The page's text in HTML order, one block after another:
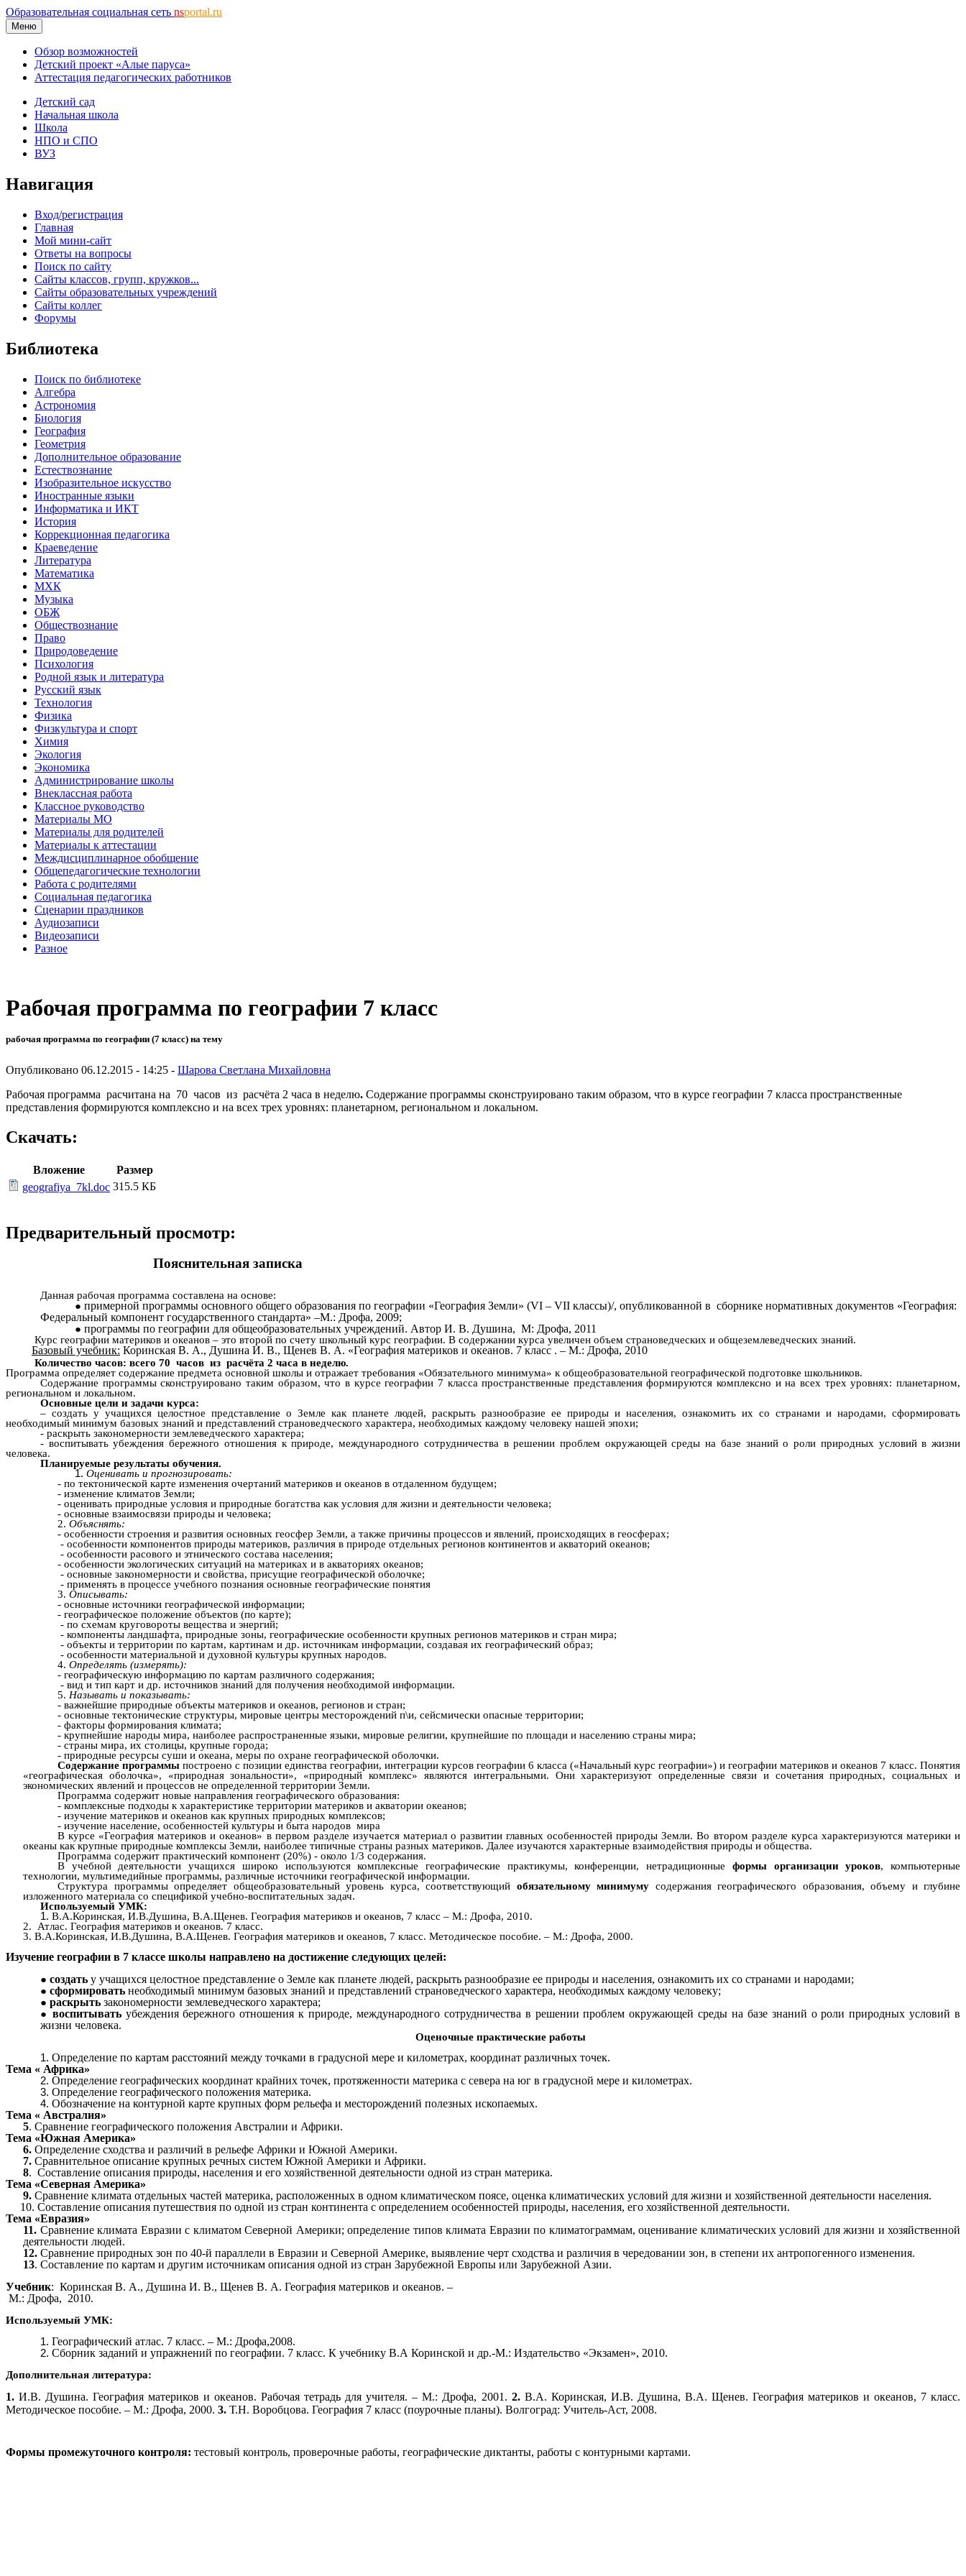
Образовательная социальная сеть nsportal.ru
Меню
Обзор возможностей
Детский проект «Алые паруса»
Аттестация педагогических работников
Детский сад
Начальная школа
Школа
НПО и СПО
ВУЗ
Навигация
Вход/регистрация
Главная
Мой мини-сайт
Ответы на вопросы
Поиск по сайту
Сайты классов, групп, кружков...
Сайты образовательных учреждений
Сайты коллег
Форумы
Библиотека
Поиск по библиотеке
Алгебра
Астрономия
Биология
География
Геометрия
Дополнительное образование
Естествознание
Изобразительное искусство
Иностранные языки
Информатика и ИКТ
История
Коррекционная педагогика
Краеведение
Литература
Математика
МХК
Музыка
ОБЖ
Обществознание
Право
Природоведение
Психология
Родной язык и литература
Русский язык
Технология
Физика
Физкультура и спорт
Химия
Экология
Экономика
Администрирование школы
Внеклассная работа
Классное руководство
Материалы МО
Материалы для родителей
Материалы к аттестации
Междисциплинарное обобщение
Общепедагогические технологии
Работа с родителями
Социальная педагогика
Сценарии праздников
Аудиозаписи
Видеозаписи
Разное
Рабочая программа по географии 7 класс
рабочая программа по географии (7 класс) на тему
Опубликовано 06.12.2015 - 14:25 - Шарова Светлана Михайловна
Рабочая программа расчитана на 70 часов из расчёта 2 часа в неделю. Содержание программы сконструировано таким образом, что в курсе географии 7 класса пространственные
представления формируются комплексно и на всех трех уровнях: планетарном, региональном и локальном.
Скачать:
Вложение
Размер
geografiya_7kl.doc 315.5 КБ
Предварительный просмотр:
Пояснительная записка
Данная рабочая программа составлена на основе:
примерной программы основного общего образования по географии «География Земли» (VI – VII классы)/, опубликованной в сборнике нормативных документов «География:
Федеральный компонент государственного стандарта» –М.: Дрофа, 2009;
программы по географии для общеобразовательных учреждений. Автор И. В. Душина, М: Дрофа, 2011
Курс географии материков и океанов – это второй по счету школьный курс географии. В содержании курса увеличен объем страноведческих и общеземлеведческих знаний.
Базовый учебник: Коринская В. А., Душина И. В., Щенев В. А. «География материков и океанов. 7 класс . – М.: Дрофа, 2010
Количество часов: всего 70 часов из расчёта 2 часа в неделю.
Программа определяет содержание предмета основной школы и отражает требования «Обязательного минимума» к общеобразовательной географической подготовке школьников.
Содержание программы сконструировано таким образом, что в курсе географии 7 класса пространственные представления формируются комплексно и на всех трех уровнях: планетарном,
региональном и локальном.
Основные цели и задачи курса:
– создать у учащихся целостное представление о Земле как планете людей, раскрыть разнообразие ее природы и населения, ознакомить их со странами и народами, сформировать
необходимый минимум базовых знаний и представлений страноведческого характера, необходимых каждому человеку нашей эпохи;
- раскрыть закономерности землеведческого характера;
- воспитывать убеждения бережного отношения к природе, международного сотрудничества в решении проблем окружающей среды на базе знаний о роли природных условий в жизни
человека.
Планируемые результаты обучения.
Оценивать и прогнозировать:
- по тектонической карте изменения очертаний материков и океанов в отдаленном будущем;
- изменение климатов Земли;
- оценивать природные условия и природные богатства как условия для жизни и деятельности человека;
- основные взаимосвязи природы и человека;
2. Объяснять:
- особенности строения и развития основных геосфер Земли, а также причины процессов и явлений, происходящих в геосферах;
- особенности компонентов природы материков, различия в природе отдельных регионов континентов и акваторий океанов;
- особенности расового и этнического состава населения;
- особенности экологических ситуаций на материках и в акваториях океанов;
- основные закономерности и свойства, присущие географической оболочке;
- применять в процессе учебного познания основные географические понятия
3. Описывать:
- основные источники географической информации;
- географическое положение объектов (по карте);
- по схемам круговороты вещества и энергий;
- компоненты ландшафта, природные зоны, географические особенности крупных регионов материков и стран мира;
- объекты и территории по картам, картинам и др. источникам информации, создавая их географический образ;
- особенности материальной и духовной культуры крупных народов.
4. Определять (измерять):
- географическую информацию по картам различного содержания;
- вид и тип карт и др. источников знаний для получения необходимой информации.
5. Называть и показывать:
- важнейшие природные объекты материков и океанов, регионов и стран;
- основные тектонические структуры, мировые центры месторождений п\и, сейсмически опасные территории;
- факторы формирования климата;
- крупнейшие народы мира, наиболее распространенные языки, мировые религии, крупнейшие по площади и населению страны мира;
- страны мира, их столицы, крупные города;
- природные ресурсы суши и океана, меры по охране географической оболочки.
Содержание программы построено с позиции единства географии, интеграции курсов географии 6 класса («Начальный курс географии») и географии материков и океанов 7 класс. Понятия
«географическая оболочка», «природная зональности», «природный комплекс» являются интегральными. Они характеризуют определенные связи и сочетания природных, социальных и
экономических явлений и процессов не определенной территории Земли.
Программа содержит новые направления географического образования:
- комплексные подходы к характеристике территории материков и акватории океанов;
- изучение материков и океанов как крупных природных комплексов;
- изучение население, особенностей культуры и быта народов мира
В курсе «География материков и океанов» в первом разделе изучается материал о развитии главных особенностей природы Земли. Во втором разделе курса характеризуются материки и
океаны как крупные природные комплексы Земли, наиболее типичные страны разных материков. Далее изучаются характерные взаимодействия природы и общества.
Программа содержит практический компонент (20%) - около 1/3 содержания.
В учебной деятельности учащихся широко используются комплексные географические практикумы, конференции, нетрадиционные формы организации уроков, компьютерные
технологии, мультимедийные программы, различные источники географической информации.
Структура программы определяет общеобразовательный уровень курса, соответствующий обязательному минимуму содержания географического образования, объему и глубине
изложенного материала со спецификой учебно-воспитательных задач.
Используемый УМК:
В.А.Коринская, И.В.Душина, В.А.Щенев. География материков и океанов, 7 класс – М.: Дрофа, 2010.
2. Атлас. География материков и океанов. 7 класс.
3. В.А.Коринская, И.В.Душина, В.А.Щенев. География материков и океанов, 7 класс. Методическое пособие. – М.: Дрофа, 2000.
Изучение географии в 7 классе школы направлено на достижение следующих целей:
создать у учащихся целостное представление о Земле как планете людей, раскрыть разнообразие ее природы и населения, ознакомить их со странами и народами;
сформировать необходимый минимум базовых знаний и представлений страноведческого характера, необходимых каждому человеку;
раскрыть закономерности землеведческого характера;
воспитывать убеждения бережного отношения к природе, международного сотрудничества в решении проблем окружающей среды на базе знаний о роли природных условий в
жизни человека.
Оценочные практические работы
Определение по картам расстояний между точками в градусной мере и километрах, координат различных точек.
Тема « Африка»
Определение географических координат крайних точек, протяженности материка с севера на юг в градусной мере и километрах.
Определение географического положения материка.
Обозначение на контурной карте крупных форм рельефа и месторождений полезных ископаемых.
Тема « Австралия»
5. Сравнение географического положения Австралии и Африки.
Тема «Южная Америка»
6. Определение сходства и различий в рельефе Африки и Южной Америки.
7. Сравнительное описание крупных речных систем Южной Америки и Африки.
8. Составление описания природы, населения и его хозяйственной деятельности одной из стран материка.
Тема «Северная Америка»
9. Сравнение климата отдельных частей материка, расположенных в одном климатическом поясе, оценка климатических условий для жизни и хозяйственной деятельности населения.
10. Составление описания путешествия по одной из стран континента с определением особенностей природы, населения, его хозяйственной деятельности.
Тема «Евразия»
11. Сравнение климата Евразии с климатом Северной Америки; определение типов климата Евразии по климатограммам, оценивание климатических условий для жизни и хозяйственной
деятельности людей.
12. Сравнение природных зон по 40-й параллели в Евразии и Северной Америке, выявление черт сходства и различия в чередовании зон, в степени их антропогенного изменения.
13. Составление по картам и другим источникам описания одной из стран Зарубежной Европы или Зарубежной Азии.
Учебник: Коринская В. А., Душина И. В., Щенев В. А. География материков и океанов. –
М.: Дрофа, 2010.
Используемый УМК:
Географический атлас. 7 класс. – М.: Дрофа,2008.
Сборник заданий и упражнений по географии. 7 класс. К учебнику В.А Коринской и др.-М.: Издательство «Экзамен», 2010.
Дополнительная литература:
1. И.В. Душина. География материков и океанов. Рабочая тетрадь для учителя. – М.: Дрофа, 2001. 2.В.А. Коринская, И.В. Душина, В.А. Щенев. География материков и океанов, 7 класс.
Методическое пособие. – М.: Дрофа, 2000. 3. Т.Н. Воробцова. География 7 класс (поурочные планы). Волгоград: Учитель-Аст, 2008.
Формы промежуточного контроля: тестовый контроль, проверочные работы, географические диктанты, работы с контурными картами.